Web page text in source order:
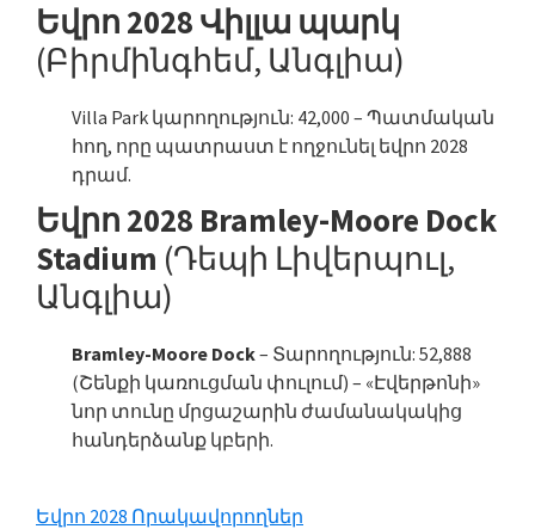
Եվրո 2028 Վիլլա պարկ
(Բիրմինգհեմ, Անգլիա)
Villa Park կարողություն: 42,000 – Պատմական
հող, որը պատրաստ է ողջունել եվրո 2028
դրամ.
Եվրո 2028 Bramley-Moore Dock
Stadium (Դեպի Լիվերպուլ,
Անգլիա)
Bramley-Moore Dock– Տարողություն: 52,888
(Շենքի կառուցման փուլում) – «Էվերթոնի»
նոր տունը մրցաշարին ժամանակակից
հանդերձանք կբերի.
Եվրո 2028 Որակավորողներ